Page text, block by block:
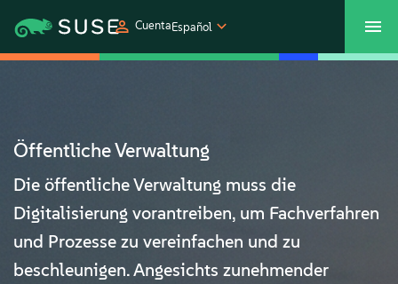
CuentaEspañol
Soluciones
Asistencia y servicios
Öffentliche Verwaltung
Die öffentliche Verwaltung muss die
Digitalisierung vorantreiben, um Fachverfahren
und Prozesse zu vereinfachen und zu
beschleunigen. Angesichts zunehmender